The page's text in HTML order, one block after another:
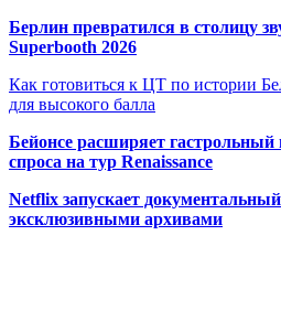
Берлин превратился в столицу
Superbooth 2026
Как готовиться к ЦТ по истории
для высокого балла
Бейонсе расширяет гастрольный
спроса на тур Renaissance
Netflix запускает
эксклюзивными архивами